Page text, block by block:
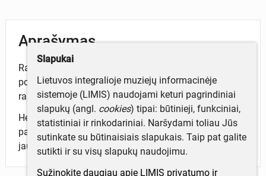
Aprašymas
Raidės nuo LTSR herbo, buvusio Šiaulių
politechnikumo pastato frontone. Betoninės pavienės
raidės sutvirtintos metalu, išorėje nudažytos baltai.
Herbas nuo frontono buvo numuštas 1991 metų
pavasarį (prieš pučą Maskvoje). Akciją organizavo
jaunalietuviai ir Lietuvos Laisvės Lygos atstovai.
Slapukai
Lietuvos integralioje muziejų informacinėje
sistemoje (LIMIS) naudojami keturi pagrindiniai
slapukų (angl. cookies) tipai: būtinieji, funkciniai,
statistiniai ir rinkodariniai. Naršydami toliau Jūs
sutinkate su būtinaisiais slapukais. Taip pat galite
sutikti ir su visų slapukų naudojimu.
Sužinokite daugiau apie LIMIS privatumo ir